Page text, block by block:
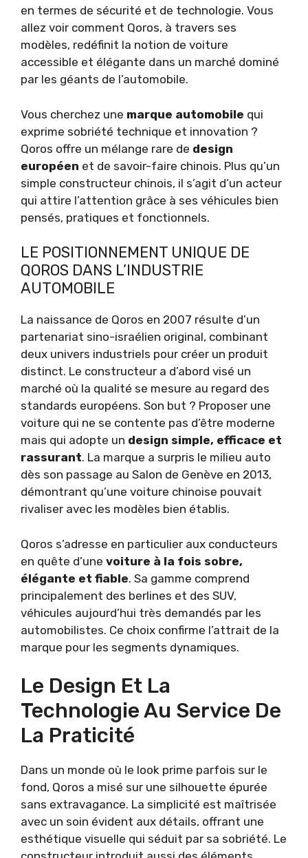
en termes de sécurité et de technologie. Vous
allez voir comment Qoros, à travers ses
modèles, redéfinit la notion de voiture
accessible et élégante dans un marché dominé
par les géants de l’automobile.
Vous cherchez une marque automobile qui
exprime sobriété technique et innovation ?
Qoros offre un mélange rare de design
européen et de savoir-faire chinois. Plus qu’un
simple constructeur chinois, il s’agit d’un acteur
qui attire l’attention grâce à ses véhicules bien
pensés, pratiques et fonctionnels.
LE POSITIONNEMENT UNIQUE DE
QOROS DANS L’INDUSTRIE
AUTOMOBILE
La naissance de Qoros en 2007 résulte d’un
partenariat sino-israélien original, combinant
deux univers industriels pour créer un produit
distinct. Le constructeur a d’abord visé un
marché où la qualité se mesure au regard des
standards européens. Son but ? Proposer une
voiture qui ne se contente pas d’être moderne
mais qui adopte un design simple, efficace et
rassurant. La marque a surpris le milieu auto
dès son passage au Salon de Genève en 2013,
démontrant qu’une voiture chinoise pouvait
rivaliser avec les modèles bien établis.
Qoros s’adresse en particulier aux conducteurs
en quête d’une voiture à la fois sobre,
élégante et fiable. Sa gamme comprend
principalement des berlines et des SUV,
véhicules aujourd’hui très demandés par les
automobilistes. Ce choix confirme l’attrait de la
marque pour les segments dynamiques.
Le Design Et La
Technologie Au Service De
La Praticité
Dans un monde où le look prime parfois sur le
fond, Qoros a misé sur une silhouette épurée
sans extravagance. La simplicité est maîtrisée
avec un soin évident aux détails, offrant une
esthétique visuelle qui séduit par sa sobriété. Le